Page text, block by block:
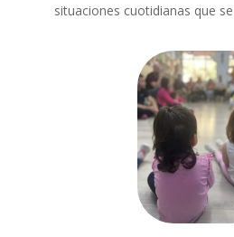
situaciones cuotidianas que